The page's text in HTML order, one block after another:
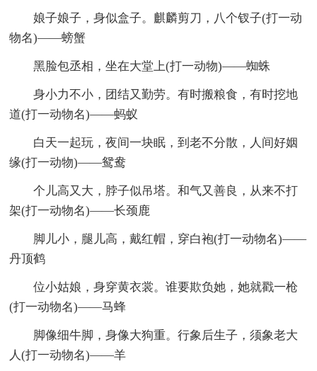
娘子娘子，身似盒子。麒麟剪刀，八个钗子(打一动
物名)——螃蟹
黑脸包丞相，坐在大堂上(打一动物)——蜘蛛
身小力不小，团结又勤劳。有时搬粮食，有时挖地
道(打一动物名)——蚂蚁
白天一起玩，夜间一块眠，到老不分散，人间好姻
缘(打一动物)——鸳鸯
个儿高又大，脖子似吊塔。和气又善良，从来不打
架(打一动物名)——长颈鹿
脚儿小，腿儿高，戴红帽，穿白袍(打一动物名)——
丹顶鹤
位小姑娘，身穿黄衣裳。谁要欺负她，她就戳一枪
(打一动物名)——马蜂
脚像细牛脚，身像大狗重。行象后生子，须象老大
人(打一动物名)——羊